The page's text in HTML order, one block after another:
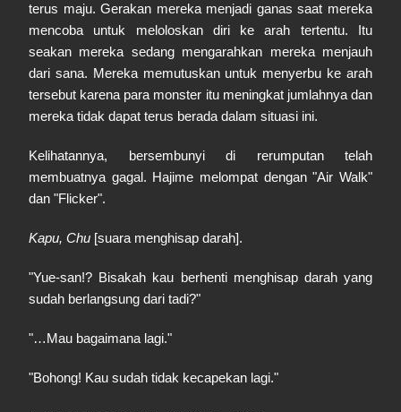
terus maju. Gerakan mereka menjadi ganas saat mereka
mencoba untuk meloloskan diri ke arah tertentu. Itu
seakan mereka sedang mengarahkan mereka menjauh
dari sana. Mereka memutuskan untuk menyerbu ke arah
tersebut karena para monster itu meningkat jumlahnya dan
mereka tidak dapat terus berada dalam situasi ini.
Kelihatannya, bersembunyi di rerumputan telah
membuatnya gagal. Hajime melompat dengan "Air Walk"
dan "Flicker".
Kapu, Chu [suara menghisap darah].
"Yue-san!? Bisakah kau berhenti menghisap darah yang
sudah berlangsung dari tadi?"
"…Mau bagaimana lagi."
"Bohong! Kau sudah tidak kecapekan lagi."